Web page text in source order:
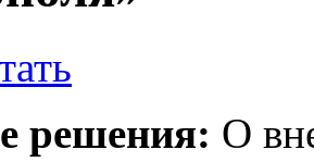
решения: О